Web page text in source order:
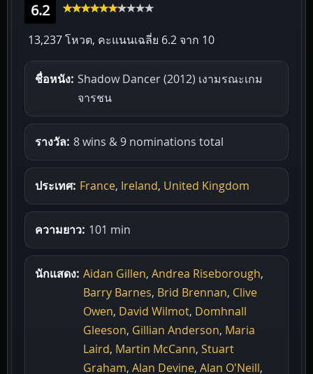
6.2
13,237 โหวต, คะแนนเฉลี่ย 6.2 จาก 10
ชื่อหนัง: Shadow Dancer (2012) เงามรณะเกม
จารชน
รางวัล: 8 wins & 9 nominations total
ประเทศ: France, Ireland, United Kingdom
ความยาว: 101 min
นักแสดง: Aidan Gillen, Andrea Riseborough,
Barry Barnes, Brid Brennan, Clive
Owen, David Wilmot, Domhnall
Gleeson, Gillian Anderson, Maria
Laird, Martin McCann, Stuart
Graham, Alan Devine, Alan O'Neill,